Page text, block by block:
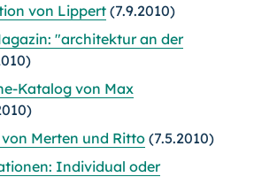
von Lippert (7.9.2010)
"architektur an der
Katalog von Max
Merten und Ritto (7.5.2010)
Individual oder